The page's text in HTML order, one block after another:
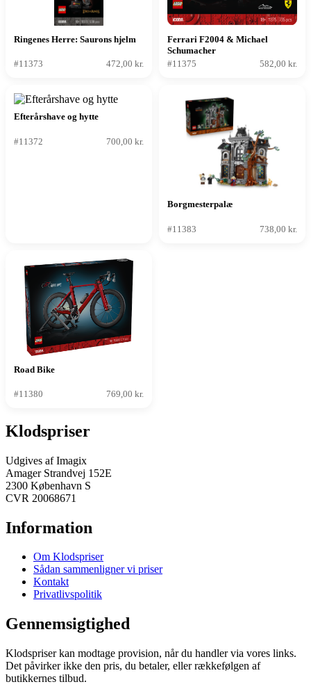
Ringenes Herre: Saurons hjelm
#11373 472,00 kr.
Ferrari F2004 & Michael
Schumacher
#11375
582,00 kr.
Efterårshave og hytte
#11372 700,00 kr.
Borgmesterpalæ
#11383 738,00 kr.
Road Bike
#11380 769,00 kr.
Klodspriser
Udgives af Imagix
Amager Strandvej 152E
2300 København S
CVR 20068671
Information
Om Klodspriser
Sådan sammenligner vi priser
Kontakt
Privatlivspolitik
Gennemsigtighed
Klodspriser kan modtage provision, når du handler via vores links.
Det påvirker ikke den pris, du betaler, eller rækkefølgen af
butikkernes tilbud.